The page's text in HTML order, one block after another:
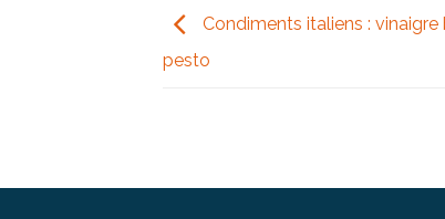
Condiments italiens :
pesto